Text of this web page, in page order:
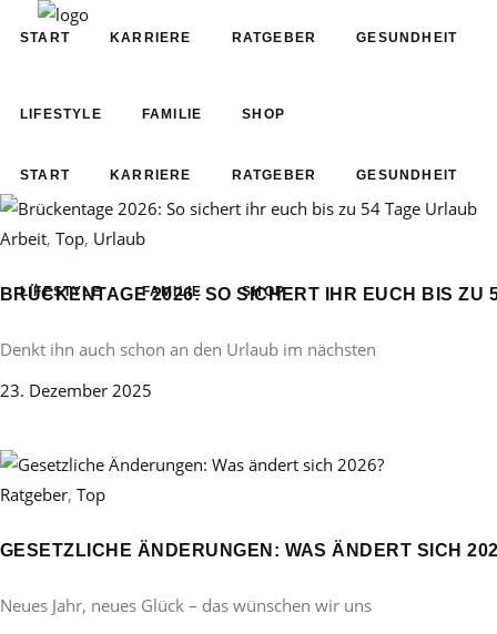
START KARRIERE RATGEBER GESUNDHEIT
LIFESTYLE FAMILIE SHOP
START KARRIERE RATGEBER GESUNDHEIT
LIFESTYLE FAMILIE SHOP
Arbeit, Top, Urlaub
BRÜCKENTAGE 2026: SO SICHERT IHR EUCH BIS ZU
Denkt ihn auch schon an den Urlaub im nächsten
23. Dezember 2025
Ratgeber, Top
GESETZLICHE ÄNDERUNGEN: WAS ÄNDERT SICH
Neues Jahr, neues Glück – das wünschen wir uns